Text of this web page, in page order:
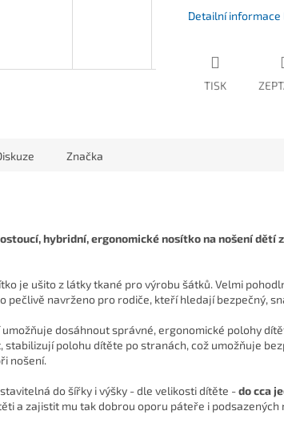
Detailní informace
TISK
Značka
hybridní, ergonomické nosítko na nošení dětí
je ušito z látky tkané pro výrobu šátků. Velmi
pečlivě navrženo pro rodiče, kteří hledají bezpečný,
dosáhnout správné, ergonomické polohy
polohu dítěte po stranách, což umožňuje
nošení.
do šířky i výšky - dle velikosti dítěte -do cca
a zajistit mu tak dobrou oporu páteře i podsazených